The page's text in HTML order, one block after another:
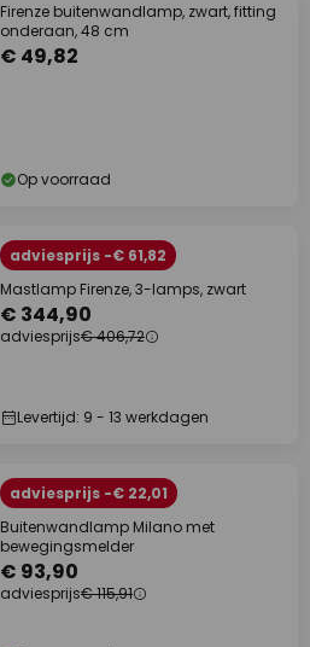
Firenze buitenwandlamp, zwart, fitting
onderaan, 48 cm
€ 49,82
Op voorraad
adviesprijs -€ 61,82
Mastlamp Firenze, 3-lamps, zwart
€ 344,90
adviesprijs€ 406,72
Levertijd: 9 - 13 werkdagen
adviesprijs -€ 22,01
Buitenwandlamp Milano met
bewegingsmelder
€ 93,90
adviesprijs€ 115,91